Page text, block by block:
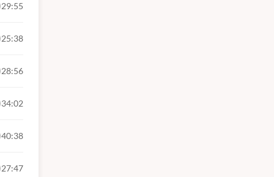
29:55
25:38
28:56
34:02
40:38
27:47